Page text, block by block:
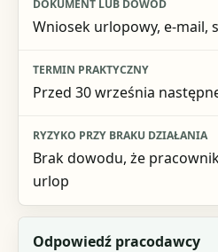
Wniosek urlopowy, e-mail,
Przed 30 września
Brak dowodu, że
urlop
Odpowiedź pracodawcy